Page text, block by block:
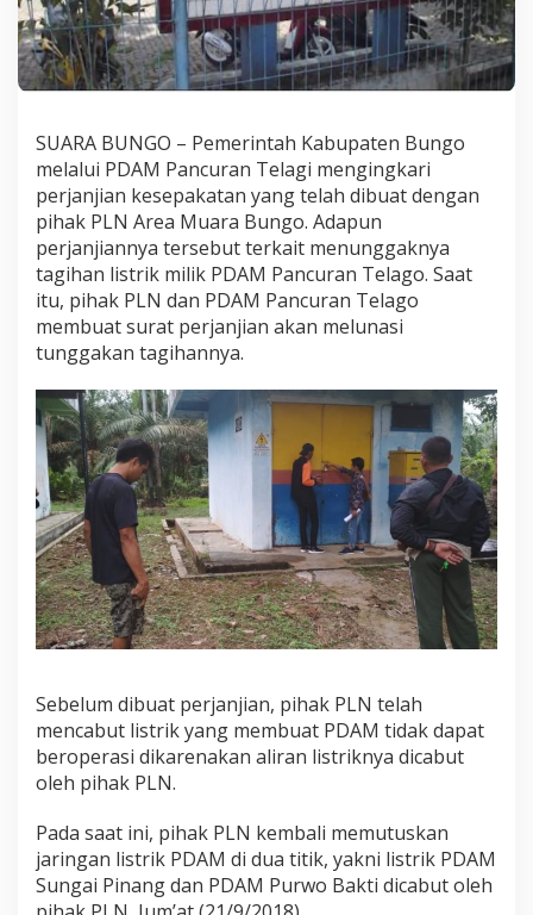
r
,
L
i
s
r
k
P
D
A
M
K
e
m
b
l
i
D
i
u
t
O
l
e
h
L
N
SUARA BUNGO – Pemerintah Kabupaten Bungo
melalui PDAM Pancuran Telagi mengingkari
perjanjian kesepakatan yang telah dibuat dengan
pihak PLN Area Muara Bungo. Adapun
perjanjiannya tersebut terkait menunggaknya
tagihan listrik milik PDAM Pancuran Telago. Saat
itu, pihak PLN dan PDAM Pancuran Telago
membuat surat perjanjian akan melunasi
tunggakan tagihannya.
Sebelum dibuat perjanjian, pihak PLN telah
mencabut listrik yang membuat PDAM tidak dapat
beroperasi dikarenakan aliran listriknya dicabut
oleh pihak PLN.
Pada saat ini, pihak PLN kembali memutuskan
jaringan listrik PDAM di dua titik, yakni listrik PDAM
Sungai Pinang dan PDAM Purwo Bakti dicabut oleh